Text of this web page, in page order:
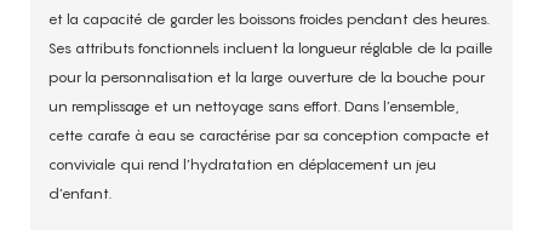
et la capacité de garder les boissons froides pendant des heures.
Ses attributs fonctionnels incluent la longueur réglable de la paille
pour la personnalisation et la large ouverture de la bouche pour
un remplissage et un nettoyage sans effort. Dans l’ensemble,
cette carafe à eau se caractérise par sa conception compacte et
conviviale qui rend l’hydratation en déplacement un jeu
d’enfant.